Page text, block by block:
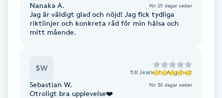
Headspa
Nanaka A. för 25 dagar sedan
Jag är väldigt glad och nöjd! Jag fick tydliga
riktlinjer och konkreta råd för min hälsa och
mitt mående.
SW till Jeanette Angehult
Sebastian W. för 30 dagar sedan
Otroligt bra upplevelse❤️